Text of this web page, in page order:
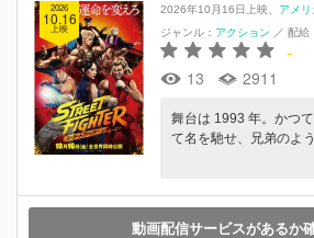
2026
10.16
上映
2026年10月16日上映
アメリ
ジャンル： アクション ／ 配給
-
13 2911
舞台は 1993 年。かつ
て名を馳せ、兄弟のよ
動画配信サービスがあるか